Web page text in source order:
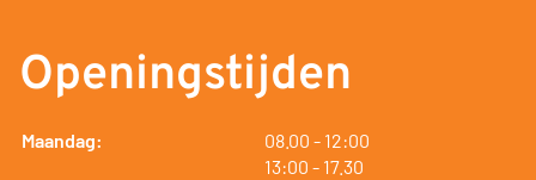
Openingstijden
Maandag: 08.00 tot
- 12:00
13:00 tot
- 17.30